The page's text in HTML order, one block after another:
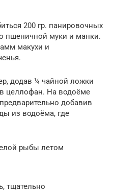
200 гр. панировочных
пшеничной муки и манки.
макухи и
додав ¼ чайной ложки
целлофан. На водоёме
добавив
из водоёма, где
рыбы летом
тщательно